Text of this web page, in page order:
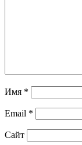
Имя *
Email *
Сайт